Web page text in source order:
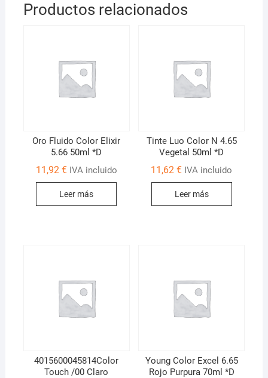
Productos relacionados
Oro Fluido Color Elixir
5.66 50ml *D
11,92 € IVA incluido
Leer más
Tinte Luo Color N 4.65
Vegetal 50ml *D
11,62€ IVA incluido
Leer más
4015600045814Color
Touch /00 Claro
Young Color Excel 6.65
Rojo Purpura 70ml *D